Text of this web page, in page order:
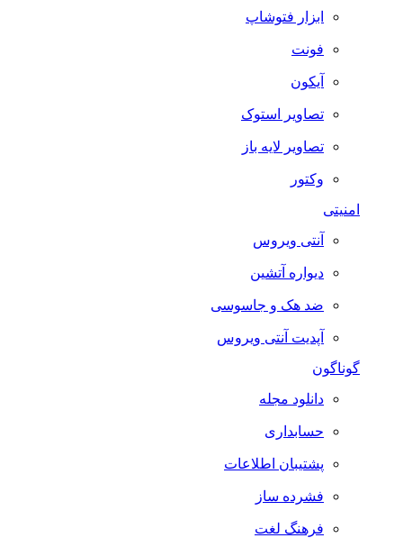
ابزار فتوشاپ
فونت
آیکون
تصاویر استوک
تصاویر لایه باز
وکتور
امنیتی
آنتی ویروس
دیواره آتشین
ضد هک و جاسوسی
آپدیت آنتی ویروس
گوناگون
دانلود مجله
حسابداری
پشتیبان اطلاعات
فشرده ساز
فرهنگ لغت